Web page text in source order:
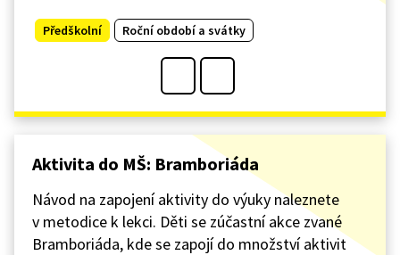
Předškolní Roční období a svátky
Aktivita do MŠ: Bramboriáda
Návod na zapojení aktivity do výuky naleznete
v metodice k lekci. Děti se zúčastní akce zvané
Bramboriáda, kde se zapojí do množství aktivit